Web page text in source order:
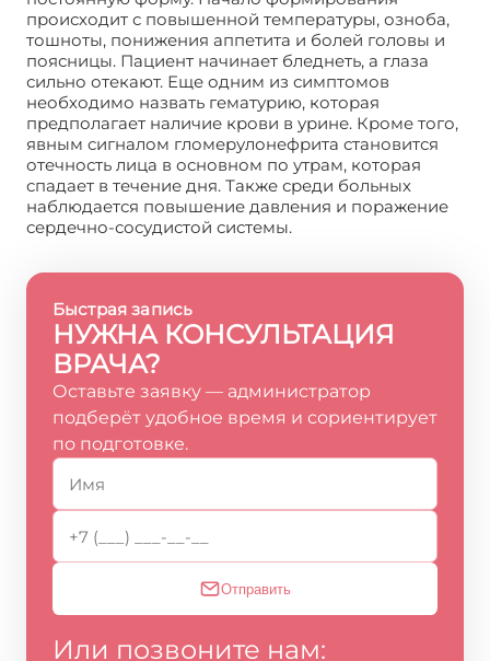
происходит с повышенной температуры, озноба,
тошноты, понижения аппетита и болей головы и
поясницы. Пациент начинает бледнеть, а глаза
сильно отекают. Еще одним из симптомов
необходимо назвать гематурию, которая
предполагает наличие крови в урине. Кроме того,
явным сигналом гломерулонефрита становится
отечность лица в основном по утрам, которая
спадает в течение дня. Также среди больных
наблюдается повышение давления и поражение
сердечно-сосудистой системы.
Быстрая запись
НУЖНА КОНСУЛЬТАЦИЯ
ВРАЧА?
Оставьте заявку — администратор
подберёт удобное время и сориентирует
по подготовке.
Отправить
Или позвоните нам: